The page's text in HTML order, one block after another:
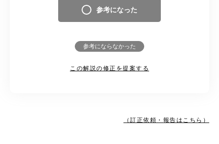
参考になった
参考にならなかった
この解説の修正を提案する
（訂正依頼・報告はこちら）